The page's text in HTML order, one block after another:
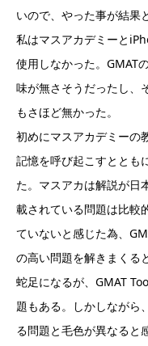
いので、やった事が結果
私はマスアカデミーと
使用しなかった。GMAT
味が無さそうだったし、
もさほど無かった。
初めにマスアカデミーの
記憶を呼び起こすととも
た。マスアカは解説が日
載されている問題は比較
ていないと感じた為、
の高い問題を解きまくる
蛇足になるが、GMAT
題もある。しかしながら
る問題と毛色が異なると